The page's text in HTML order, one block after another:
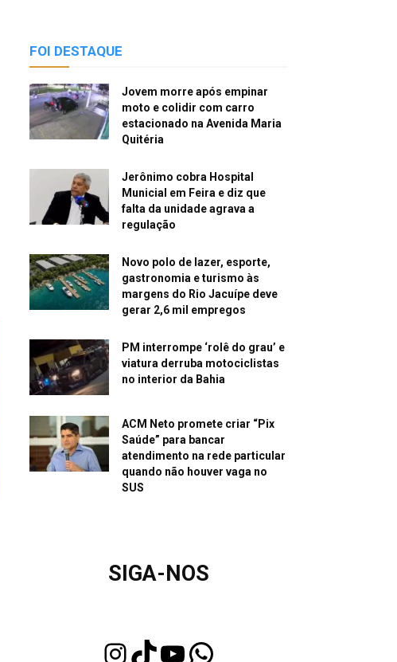
FOI DESTAQUE
Jovem morre após empinar
moto e colidir com carro
estacionado na Avenida Maria
Quitéria
Jerônimo cobra Hospital
Municial em Feira e diz que
falta da unidade agrava a
regulação
Novo polo de lazer, esporte,
gastronomia e turismo às
margens do Rio Jacuípe deve
gerar 2,6 mil empregos
PM interrompe ‘rolê do grau’ e
viatura derruba motociclistas
no interior da Bahia
ACM Neto promete criar “Pix
Saúde” para bancar
atendimento na rede particular
quando não houver vaga no
SUS
SIGA-NOS
InstagramTikTok Youtube WhatsApp